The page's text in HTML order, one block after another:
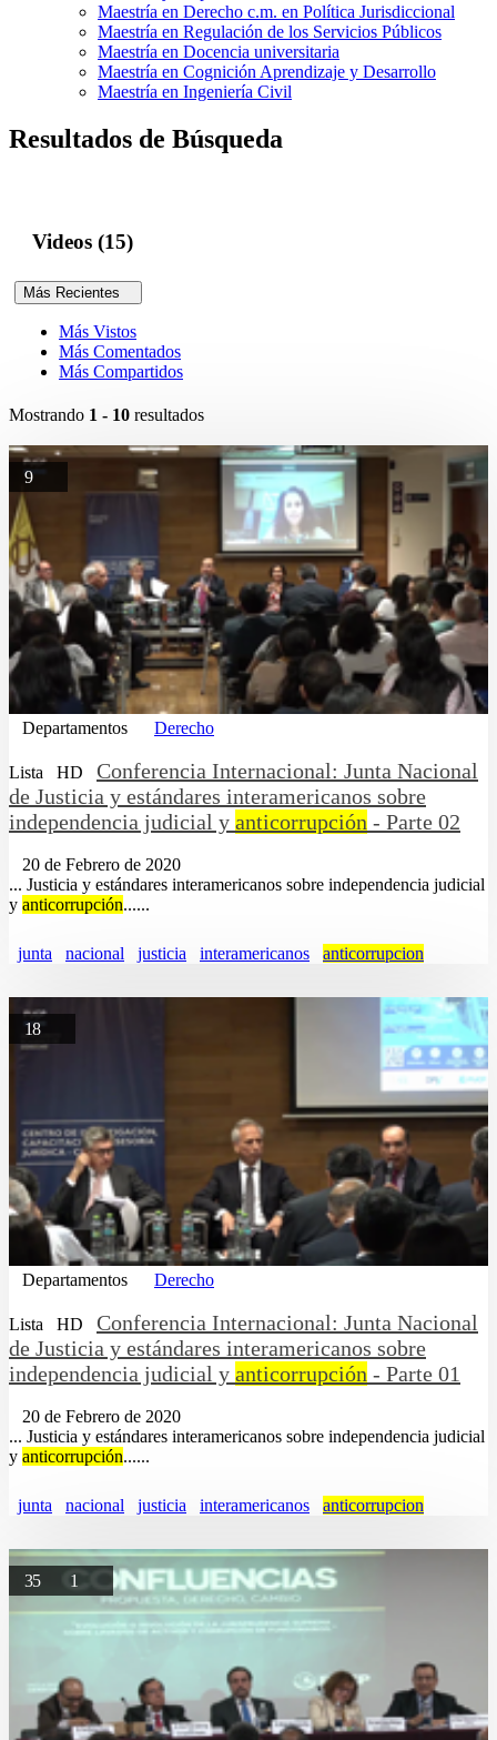
Maestría en Derecho c.m. en Política Jurisdiccional
Maestría en Regulación de los Servicios Públicos
Maestría en Docencia universitaria
Maestría en Cognición Aprendizaje y Desarrollo
Maestría en Ingeniería Civil
Resultados de Búsqueda
Videos (15)
Más Recientes
Más Vistos
Más Comentados
Más Compartidos
Mostrando 1 - 10 resultados
9
Departamentos Derecho
Lista HD
Conferencia Internacional: Junta Nacional
de Justicia y estándares interamericanos sobre
independencia judicial y anticorrupción - Parte 02
20 de Febrero de 2020
... Justicia y estándares interamericanos sobre independencia judicial
y anticorrupción......
junta nacional justicia interamericanos anticorrupcion
18
Departamentos Derecho
Lista HD
Conferencia Internacional: Junta Nacional
de Justicia y estándares interamericanos sobre
independencia judicial y anticorrupción - Parte 01
20 de Febrero de 2020
... Justicia y estándares interamericanos sobre independencia judicial
y anticorrupción......
junta nacional justicia interamericanos anticorrupcion
35 1